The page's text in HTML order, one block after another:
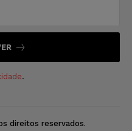
.
direitos reservados.